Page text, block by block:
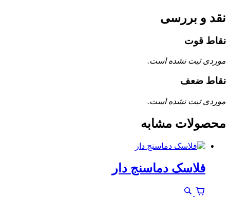
نقد و بررسی
نقاط قوت
موردی ثبت نشده است.
نقاط ضعف
موردی ثبت نشده است.
محصولات مشابه
فلاسک دماسنج دار